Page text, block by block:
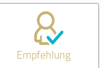
Empfehlung